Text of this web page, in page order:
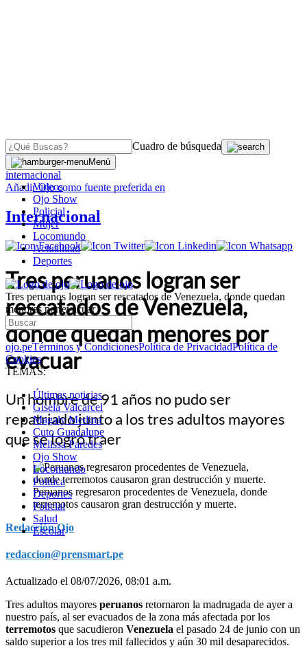
Cuadro de búsqueda
Menú
Videos
Ojo Show
Policial
Mujer
Locomundo
Actualidad
Deportes
Tres peruanos logran ser rescatados de Venezuela, donde quedan
menores por evacuar
ojo.peTérminos y CondicionesPolítica de PrivacidadPolítica de
Cookies
TEMAS:
Últimas noticias
Gisela Valcarcel
Magaly Medina
Cuto Guadalupe
Melissa Paredes
Ojo Show
Locomundo
Política
Deportes
Policial
Salud
Escolar
OJO
internacional
AñadirOjocomo fuente preferida en
Internacional
Tres peruanos logran ser
rescatados de Venezuela,
donde quedan menores por
evacuar
Un hombre de 91 años no pudo ser
repatriado junto a los tres adultos mayores
que se logró traer
Peruanos regresaron procedentes de Venezuela, donde
terremotos causaron gran destrucción y muerte.
Redacción Ojo
redaccion@prensmart.pe
Actualizado el 08/07/2026, 08:01 a.m.
Tres adultos mayores peruanos retornaron la madrugada de ayer a
nuestro país, al ser evacuados de la zona más afectada por los
terremotos que sacudieron Venezuela el pasado 24 de junio con un
saldo superior a los tres mil fallecidos y aún 30 mil desaparecidos.